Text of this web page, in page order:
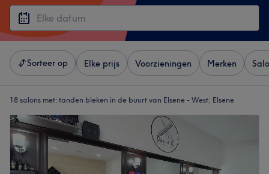
Sorteer op Elke prijs Voorzieningen Merken
18 salons met: tanden bleken in de buurt van Elsene - West, Elsene